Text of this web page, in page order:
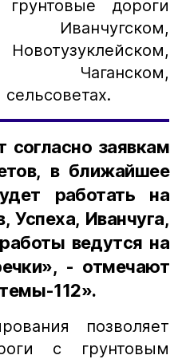
дороги
Чаганском,
согласно заявкам
в ближайшее
работать на
Успеха, Иванчуга,
ведутся на
- отмечают
112».
позволяет
с грунтовым